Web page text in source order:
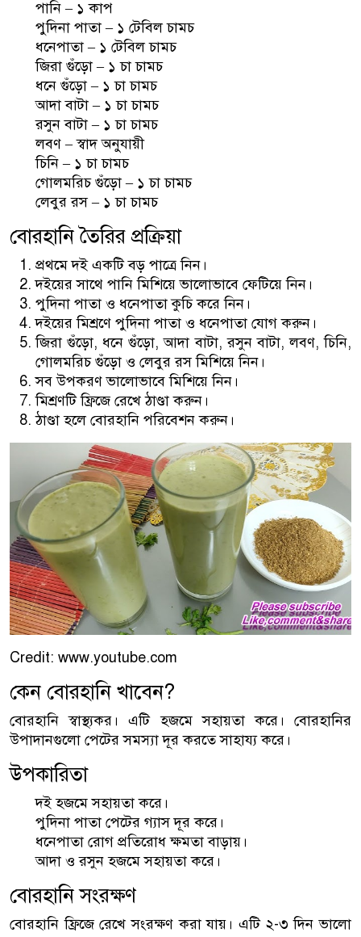
পানি – ১ কাপ
পুদিনা পাতা – ১ টেবিল চামচ
ধনেপাতা – ১ টেবিল চামচ
জিরা গুঁড়ো – ১ চা চামচ
ধনে গুঁড়ো – ১ চা চামচ
আদা বাটা – ১ চা চামচ
রসুন বাটা – ১ চা চামচ
লবণ – স্বাদ অনুযায়ী
চিনি – ১ চা চামচ
গোলমরিচ গুঁড়ো – ১ চা চামচ
লেবুর রস – ১ চা চামচ
বোরহানি তৈরির প্রক্রিয়া
প্রথমে দই একটি বড় পাত্রে নিন।
দইয়ের সাথে পানি মিশিয়ে ভালোভাবে ফেটিয়ে নিন।
পুদিনা পাতা ও ধনেপাতা কুচি করে নিন।
দইয়ের মিশ্রণে পুদিনা পাতা ও ধনেপাতা যোগ করুন।
জিরা গুঁড়ো, ধনে গুঁড়ো, আদা বাটা, রসুন বাটা, লবণ, চিনি,
গোলমরিচ গুঁড়ো ও লেবুর রস মিশিয়ে নিন।
সব উপকরণ ভালোভাবে মিশিয়ে নিন।
মিশ্রণটি ফ্রিজে রেখে ঠাণ্ডা করুন।
ঠাণ্ডা হলে বোরহানি পরিবেশন করুন।
Credit: www.youtube.com
কেন বোরহানি খাবেন?
বোরহানি স্বাস্থ্যকর। এটি হজমে সহায়তা করে। বোরহানির
উপাদানগুলো পেটের সমস্যা দূর করতে সাহায্য করে।
উপকারিতা
দই হজমে সহায়তা করে।
পুদিনা পাতা পেটের গ্যাস দূর করে।
ধনেপাতা রোগ প্রতিরোধ ক্ষমতা বাড়ায়।
আদা ও রসুন হজমে সহায়তা করে।
বোরহানি সংরক্ষণ
বোরহানি ফ্রিজে রেখে সংরক্ষণ করা যায়। এটি ২-৩ দিন ভালো